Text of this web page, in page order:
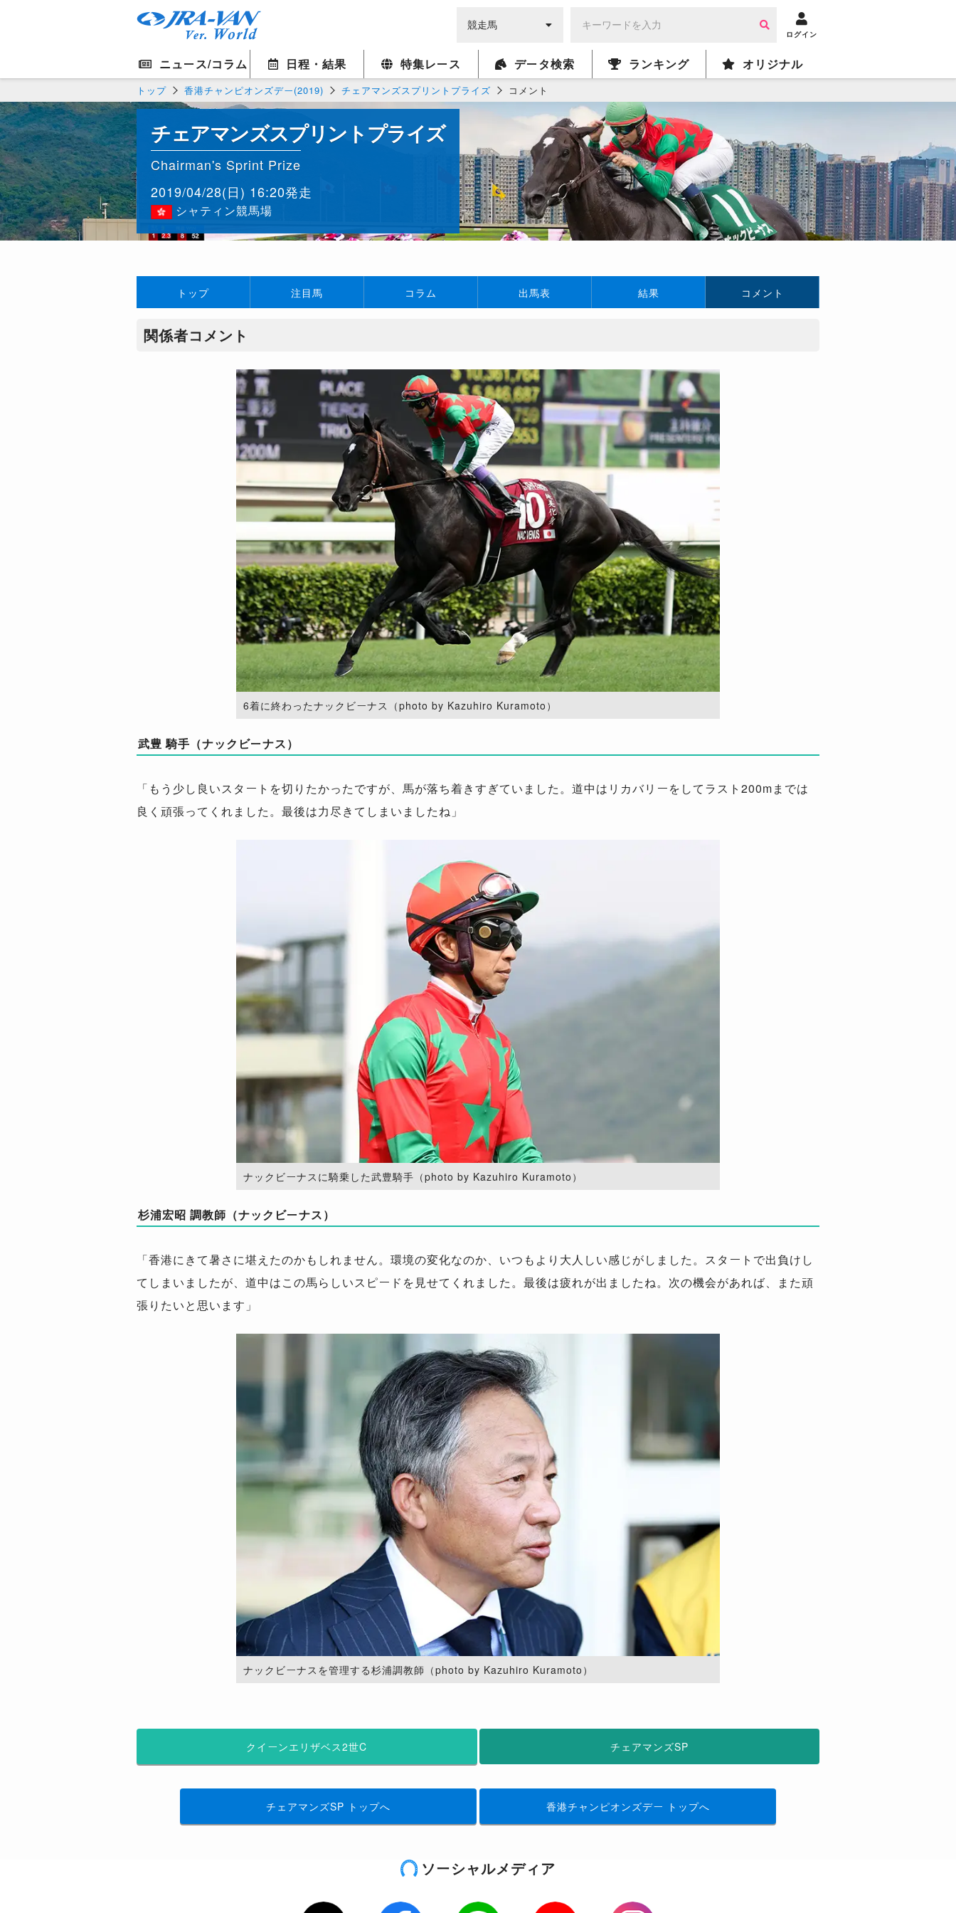
ログイン
ニュース/コラム 日程・結果 特集レース データ検索 ランキング オリジナル
トップ 香港チャンピオンズデー(2019) チェアマンズスプリントプライズ コメント
チェアマンズスプリントプライズ
Chairman's Sprint Prize
2019/04/28(日) 16:20発走
シャティン競馬場
トップ 注目馬 コラム 出馬表 結果 コメント
関係者コメント
6着に終わったナックビーナス（photo by Kazuhiro Kuramoto）
武豊 騎手（ナックビーナス）
「もう少し良いスタートを切りたかったですが、馬が落ち着きすぎていました。道中はリカバリーをしてラスト200mまでは
良く頑張ってくれました。最後は力尽きてしまいましたね」
ナックビーナスに騎乗した武豊騎手（photo by Kazuhiro Kuramoto）
杉浦宏昭 調教師（ナックビーナス）
「香港にきて暑さに堪えたのかもしれません。環境の変化なのか、いつもより大人しい感じがしました。スタートで出負けし
てしまいましたが、道中はこの馬らしいスピードを見せてくれました。最後は疲れが出ましたね。次の機会があれば、また頑
張りたいと思います」
ナックビーナスを管理する杉浦調教師（photo by Kazuhiro Kuramoto）
クイーンエリザベス2世C チェアマンズSP
チェアマンズSP トップへ 香港チャンピオンズデー トップへ
ソーシャルメディア